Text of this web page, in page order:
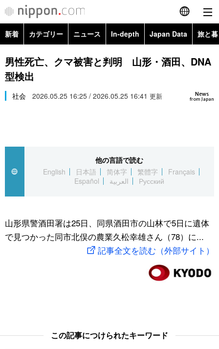
English
简体字
Русский
カテゴリー
経済・ビジネス
国際
文化
トップ
アーカイブ
In-depth
Japan Data
動画/Live
新着 カテゴリー ニュース In-depth Japan Data 旅と
政治・外交
経済・ビジネス
スポーツ・東京2020
Topics
男性死亡、クマ被害と判明 山形・酒田、DNA
型検出
News
from Japan
社会 2026.05.25 16:25 / 2026.05.25 16:41 更新
他の言語で読む
English
日本語 简体字 繁體字
Français
Español
العربية Русский
山形県警酒田署は25日、同県酒田市の山林で5日に遺体
で見つかった同市北俣の農業久松幸雄さん（78）に...
記事全文を読む（外部サイト）
この記事につけられたキーワード